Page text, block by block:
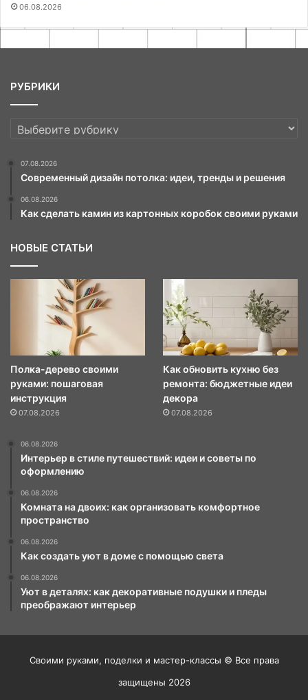
06.08.2026
РУБРИКИ
РУБРИКИ
07.08.2026
Современный дизайн потолка: идеи, тренды и решения
06.08.2026
Как сделать камин из картонных коробок своими руками
НОВЫЕ СТАТЬИ
Полка-дерево своими
руками: пошаговая
инструкция
07.08.2026
Как обновить кухню без
ремонта: бюджетные идеи
декора
07.08.2026
06.08.2026
Интерьер в стиле путешествий: идеи и советы по
оформлению
06.08.2026
Комната на двоих: как организовать комфортное
пространство
06.08.2026
Как создать уют в доме с помощью света
06.08.2026
Уют в деталях: как декоративные подушки и пледы
преображают интерьер
Своими руками, поделки и мастер-классы © Все права
защищены 2026